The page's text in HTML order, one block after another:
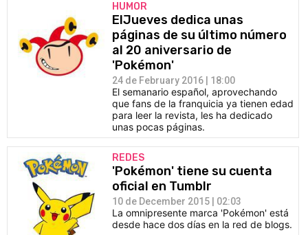
HUMOR
ElJueves dedica unas
páginas de su último número
al 20 aniversario de
'Pokémon'
24 de February 2016 | 18:00
El semanario español, aprovechando
que fans de la franquicia ya tienen edad
para leer la revista, les ha dedicado
unas pocas páginas.
REDES
'Pokémon' tiene su cuenta
oficial en Tumblr
10 de December 2015 | 02:03
La omnipresente marca 'Pokémon' está
desde hace dos días en la red de blogs.